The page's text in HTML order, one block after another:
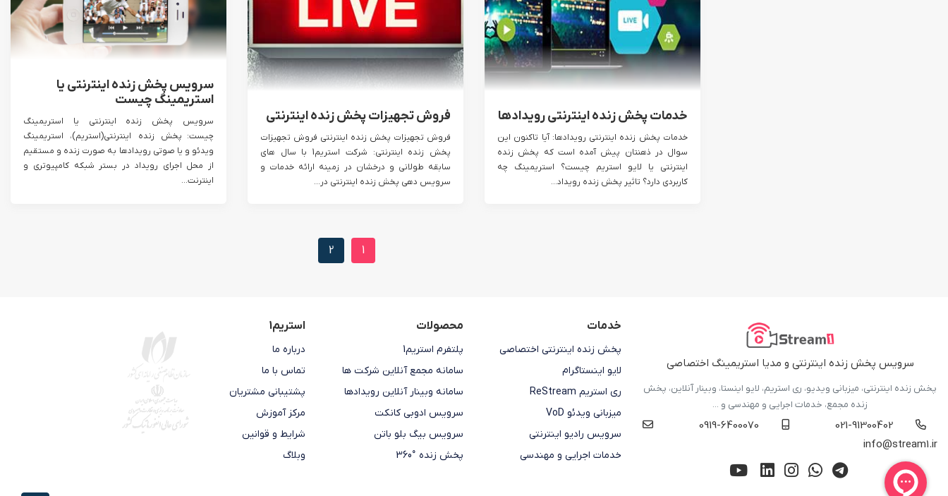
خدمات پخش زنده اینترنتی رویدادها
خدمات پخش زنده اینترنتی رویدادها: آیا تاکنون این
سوال در ذهنتان پیش آمده است که پخش زنده
اینترنتی یا لایو استریم چیست؟ استریمینگ چه
کاربردی دارد؟ تاثیر پخش زنده رویداد...
فروش تجهیزات پخش زنده اینترنتی
فروش تجهیزات پخش زنده اینترنتی فروش تجهیزات
پخش زنده اینترنتی: شرکت استریم1 با سال های
سابقه طولانی و درخشان در زمینه ارائه خدمات و
سرویس دهی پخش زنده اینترنتی در...
سرویس پخش زنده اینترنتی یا
استریمینگ چیست
سرویس پخش زنده اینترنتی یا استریمینگ
چیست: پخش زنده اینترنتی(استریم)، استریمینگ
ویدئو و یا صوتی رویدادها به صورت زنده و مستقیم
از محل اجرای رویداد در بستر شبکه کامپیوتری و
اینترنت...
1
2
سرویس پخش زنده اینترنتی و مدیا استریمینگ اختصاصی
پخش زنده اینترنتی، میزبانی ویدیو، ری استریم، لایو اینستا، وبینار آنلاین، پخش
زنده مجمع، خدمات اجرایی و مهندسی و ...
021-91300402
0919-6400070
info@stream1.ir
خدمات
پخش زنده اینترنتی اختصاصی
لایو اینستاگرام
ری استریم ReStream
میزبانی ویدئو VoD
سرویس رادیو اینترنتی
خدمات اجرایی و مهندسی
محصولات
پلتفرم استریم1
سامانه مجمع آنلاین شرکت ها
سامانه وبینار آنلاین رویدادها
سرویس ادوبی کانکت
سرویس بیگ بلو باتن
پخش زنده °360
استریم1
درباره ما
تماس با ما
پشتیبانی مشتریان
مرکز آموزش
شرایط و قوانین
وبلاگ